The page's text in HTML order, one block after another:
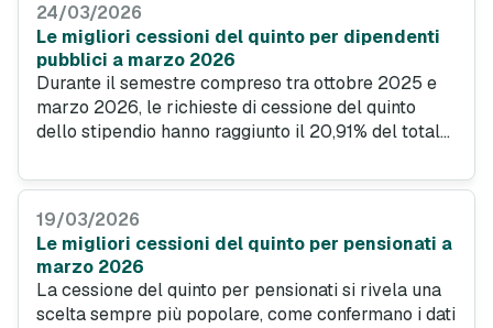
24/03/2026
Le migliori cessioni del quinto per dipendenti
pubblici a marzo 2026
Durante il semestre compreso tra ottobre 2025 e
marzo 2026, le richieste di cessione del quinto
dello stipendio hanno raggiunto il 20,91% del totale
raddoppio rispetto all'anno precedente. Durante il
pubblico che si sono rivolti al portale hanno
richiesto un importo medio di 25.082 euro.
19/03/2026
Le migliori cessioni del quinto per pensionati a
marzo 2026
La cessione del quinto per pensionati si rivela una
scelta sempre più popolare, come confermano i dati